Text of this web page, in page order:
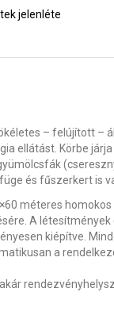
jelenléte
– felújított –
ellátást. Körbe
és fűszerkert is
méteres
A létesítmények
kiépítve.
a